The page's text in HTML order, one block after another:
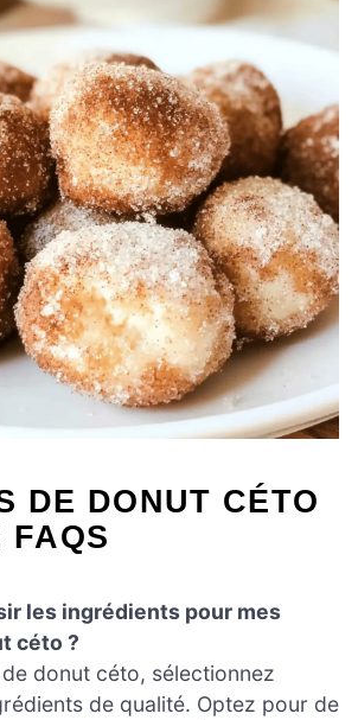
DE DONUT CÉTO
FAQS
les ingrédients pour mes
céto ?
donut céto, sélectionnez
de qualité. Optez pour de